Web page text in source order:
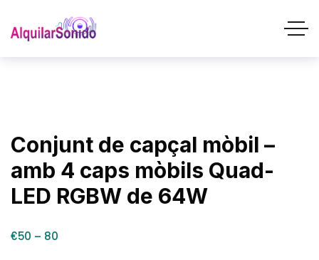
Conjunt de capçal mòbil –
amb 4 caps mòbils Quad-
LED RGBW de 64W
€50 – 80